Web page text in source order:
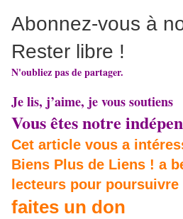
Abonnez-vous à
Rester libre !
N'oubliez pas de partager.
Je lis, j’aime, je vous soutiens
Vous êtes notre
Cet article vous a
Biens Plus de Liens ! a
lecteurs pour
faites un don